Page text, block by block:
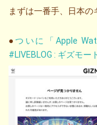
まずは一番手、日本の
●ついに「Apple
#LIVEBLOG : ギズモー